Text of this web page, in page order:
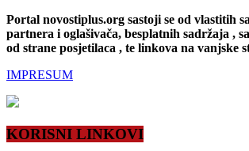
Portal novostiplus.org sastoji se od vlastitih
partnera i oglašivača, besplatnih sadržaja ,
od strane posjetilaca , te linkova na vanjske
IMPRESUM
KORISNI LINKOVI